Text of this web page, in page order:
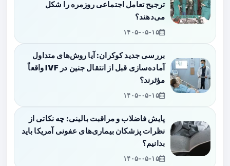
ترجیح تعامل اجتماعی روزمره را شکل
می‌دهند؟
۱۴۰۵-۰۵-۱۵
بررسی جدید کوکران: آیا روش‌های متداول
آماده‌سازی قبل از انتقال جنین در IVF واقعاً
مؤثرند؟
۱۴۰۵-۰۵-۱۵
پایش فاضلاب و مراقبت بالینی: چه نکاتی از
نظرات پزشکان بیماری‌های عفونی آمریکا باید
بدانیم؟
۱۴۰۵-۰۵-۱۵